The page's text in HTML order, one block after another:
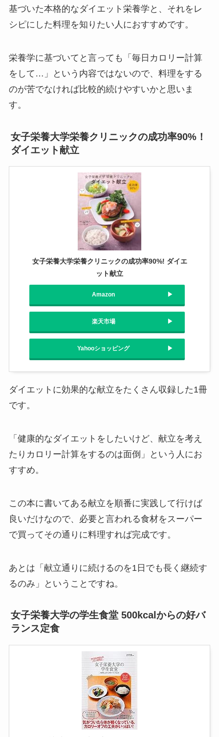
基づいた本格的なダイエット栄養学と、それをレ
シピにした料理を知りたい人におすすめです。
栄養学に基づいてと言っても「毎日カロリー計算
をして…」という内容ではないので、料理をする
のが苦でなければ比較的続けやすいかと思いま
す。
女子栄養大学栄養クリニックの成功率90%！
ダイエット献立
女子栄養大学栄養クリニックの成功率90%! ダイエ
ット献立
Amazon
楽天市場
Yahooショッピング
ダイエットに効果的な献立をたくさん収録した1冊
です。
「健康的なダイエットをしたいけど、献立を考え
たりカロリー計算をするのは面倒」という人にお
すすめ。
この本に書いてある献立を順番に実践して行けば
良いだけなので、必要と言われる食材をスーパー
で買ってその通りに料理すれば完成です。
あとは「献立通りに続けるのを1日でも長く継続す
るのみ」ということですね。
女子栄養大学の学生食堂 500kcalからの好バ
ランス定食